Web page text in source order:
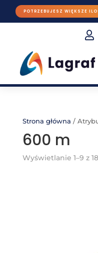
POTRZEBUJESZ WIĘKSZE

Strona główna /
600 m
Wyświetlanie 1–9 z